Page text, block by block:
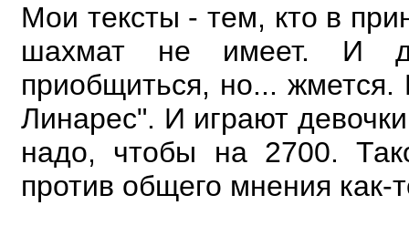
Мои тексты - тем, кто в
шахмат не имеет. И
приобщиться, но... жмется.
Линарес". И играют
надо, чтобы на 2700.
против общего мнения как-